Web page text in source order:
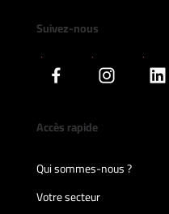
Suivez-nous
Accès rapide
Qui sommes-nous ?
Votre secteur